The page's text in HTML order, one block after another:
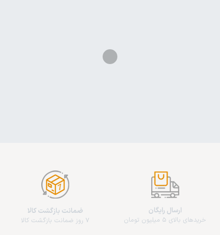
ارسال رایگان
خریدهای بالای 5 میلیون تومان
ضمانت بازگشت کالا
7 روز ضمانت بازگشت کالا